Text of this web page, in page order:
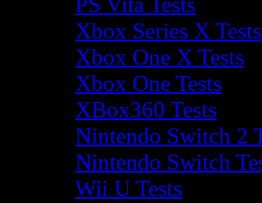
Xbox Series X Tests
Xbox One X Tests
Xbox One Tests
XBox360 Tests
Nintendo Switch 2
Nintendo Switch
Wii U Tests